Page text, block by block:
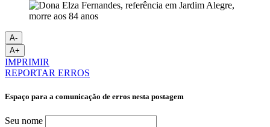
A-
A+
IMPRIMIR
REPORTAR ERROS
Espaço para a comunicação de erros nesta postagem
Seu nome